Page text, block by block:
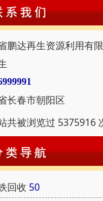
鹏达再生资源利用有
长春市朝阳区
共被浏览过 5375916
回收 50